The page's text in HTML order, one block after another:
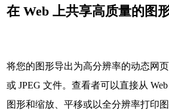
在 Web 上共享高质量的图
将您的图形导出为高分辨率的动态网
或 JPEG 文件。查看者可以直接从
图形和缩放、平移或以全分辨率打印